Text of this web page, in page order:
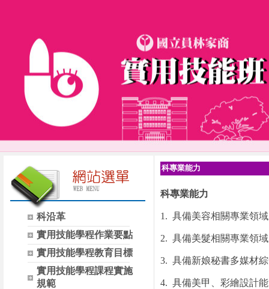
科沿革
實用技能學程作業要點
實用技能學程教育目標
實用技能學程課程實施
規範
科專業能力
科專業能力
1. 具備美容相關專業領
2. 具備美髮相關專業領
3. 具備新娘秘書多媒材
4. 具備美甲、彩繪設計